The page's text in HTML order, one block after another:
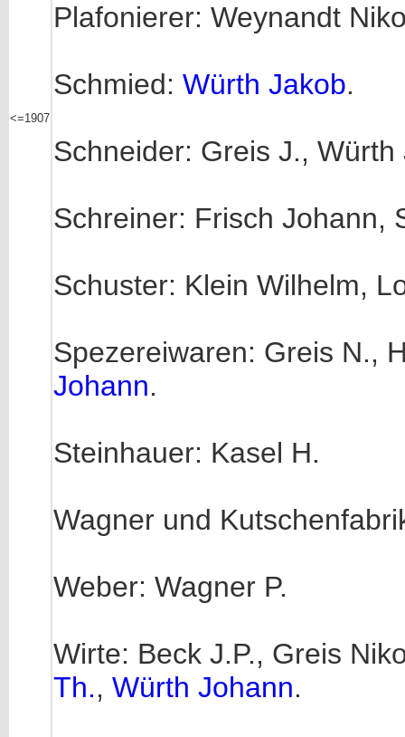
<=1907
Plafonierer: Weynandt
Schmied: Würth Jakob.
Schneider: Greis J., Würth
Schreiner: Frisch Johann,
Schuster: Klein Wilhelm,
Spezereiwaren: Greis N.,
Johann.
Steinhauer: Kasel H.
Wagner und
Weber: Wagner P.
Wirte: Beck J.P., Greis
Th., Würth Johann.